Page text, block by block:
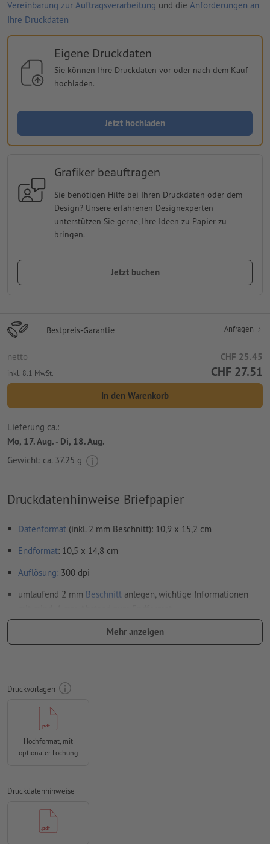
Vereinbarung zur Auftragsverarbeitung und die Anforderungen an
Ihre Druckdaten
Eigene Druckdaten
Sie können Ihre Druckdaten vor oder nach dem Kauf
hochladen.
Jetzt hochladen
Grafiker beauftragen
Sie benötigen Hilfe bei Ihren Druckdaten oder dem
Design? Unsere erfahrenen Designexperten
unterstützen Sie gerne, Ihre Ideen zu Papier zu
bringen.
Jetzt buchen
Bestpreis-Garantie Anfragen
netto CHF 25.45
inkl. 8.1 MwSt. CHF 27.51
In den Warenkorb
Lieferung ca.:
Mo, 17. Aug. - Di, 18. Aug.
Gewicht: ca. 37.25 g
Druckdatenhinweise Briefpapier
Datenformat (inkl. 2 mm Beschnitt): 10,9 x 15,2 cm
Endformat: 10,5 x 14,8 cm
Auflösung: 300 dpi
umlaufend 2 mm Beschnitt anlegen, wichtige Informationen
müssen vollständig eingebettet oder in Kurven
konvertiert werden
ungestrichene Papiere
Überdruckeneinstellungen
Kommentarewerden gelöscht und nicht gedruckt
Mehr anzeigen
Druckvorlagen
Hochformat, mit
optionaler Lochung
Druckdatenhinweise